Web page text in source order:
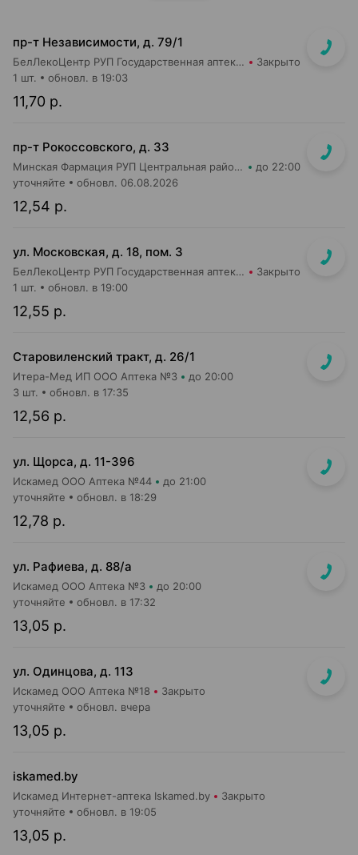
пр-т Независимости, д. 79/1
БелЛекоЦентр РУП Государственная аптека №24 Закрыто
11,70 р.
1 шт. обновл. в 19:03
пр-т Рокоссовского, д. 33
Минская Фармация РУП Центральная районная аптека №182 до 22:00
12,54 р.
уточняйте обновл. 06.08.2026
ул. Московская, д. 18, пом. 3
БелЛекоЦентр РУП Государственная аптека №5 Закрыто
12,55 р.
1 шт. обновл. в 19:00
Старовиленский тракт, д. 26/1
Итера-Мед ИП ООО Аптека №3 до 20:00
12,56 р.
3 шт. обновл. в 17:35
ул. Щорса, д. 11-396
Искамед ООО Аптека №44 до 21:00
12,78 р.
уточняйте обновл. в 18:29
ул. Рафиева, д. 88/а
Искамед ООО Аптека №3 до 20:00
13,05 р.
уточняйте обновл. в 17:32
ул. Одинцова, д. 113
Искамед ООО Аптека №18 Закрыто
13,05 р.
уточняйте обновл. вчера
iskamed.by
Искамед Интернет-аптека Iskamed.by Закрыто
13,05 р.
уточняйте обновл. в 19:05